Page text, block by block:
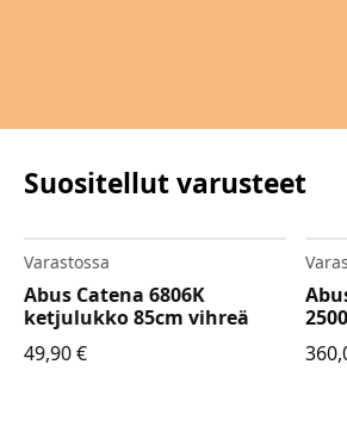
Suositellut varusteet
Varastossa
Abus Catena 6806K
ketjulukko 85cm vihreä
49,90€